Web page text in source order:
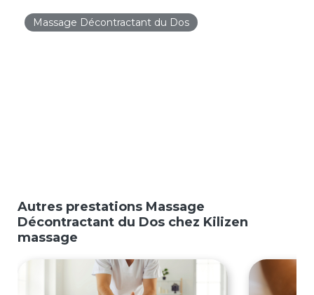
Massage Décontractant du Dos
Autres prestations Massage
Décontractant du Dos chez Kilizen
massage